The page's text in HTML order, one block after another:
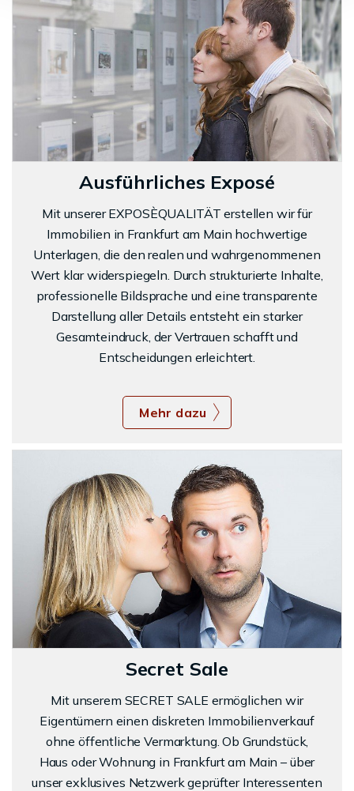
Ausführliches Exposé
Mit unserer EXPOSÈQUALITÄT erstellen wir für
Immobilien in Frankfurt am Main hochwertige
Unterlagen, die den realen und wahrgenommenen
Wert klar widerspiegeln. Durch strukturierte Inhalte,
professionelle Bildsprache und eine transparente
Darstellung aller Details entsteht ein starker
Gesamteindruck, der Vertrauen schafft und
Entscheidungen erleichtert.
Mehr dazu
Secret Sale
Mit unserem SECRET SALE ermöglichen wir
Eigentümern einen diskreten Immobilienverkauf
ohne öffentliche Vermarktung. Ob Grundstück,
Haus oder Wohnung in Frankfurt am Main – über
unser exklusives Netzwerk geprüfter Interessenten